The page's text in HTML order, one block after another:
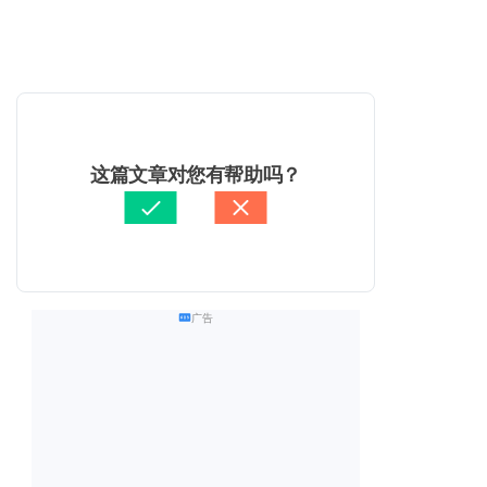
这篇文章对您有帮助吗？
广告